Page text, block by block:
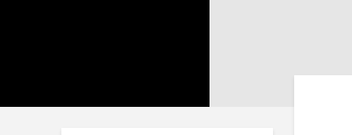
19 جولای 2026